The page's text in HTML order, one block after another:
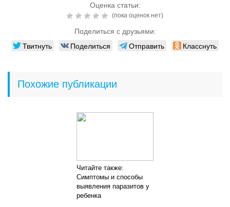
Оценка статьи:
(пока оценок нет)
Поделиться с друзьями:
Твитнуть Поделиться Отправить Класснуть
Похожие публикации
Читайте также:
Симптомы и способы
выявления паразитов у
ребенка